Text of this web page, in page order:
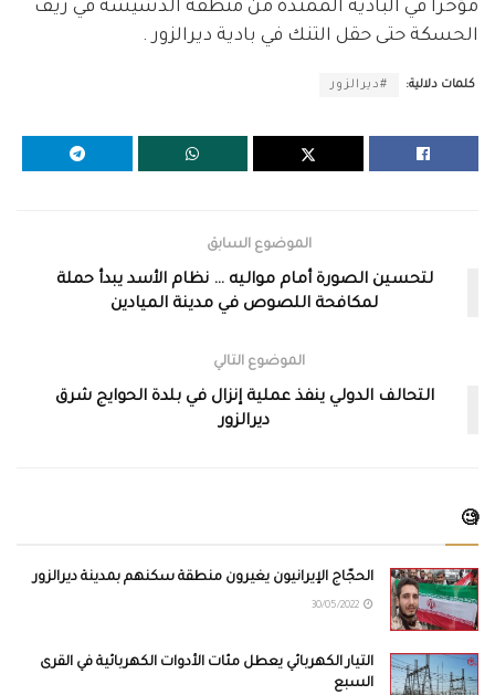
مؤخراً في البادية الممتدة من منطقة الدشيشة في ريف
الحسكة حتى حقل التنك في بادية ديرالزور .
كلمات دلالية: #ديرالزور
الموضوع السابق
لتحسين الصورة أمام مواليه … نظام الأسد يبدأ حملة
لمكافحة اللصوص في مدينة الميادين
الموضوع التالي
التحالف الدولي ينفذ عملية إنزال في بلدة الحوايج شرق
ديرالزور
🧐
الحجّاج الإيرانيون يغيرون منطقة سكنهم بمدينة ديرالزور
التيار الكهربائي يعطل مئات الأدوات الكهربائية في القرى
السبع